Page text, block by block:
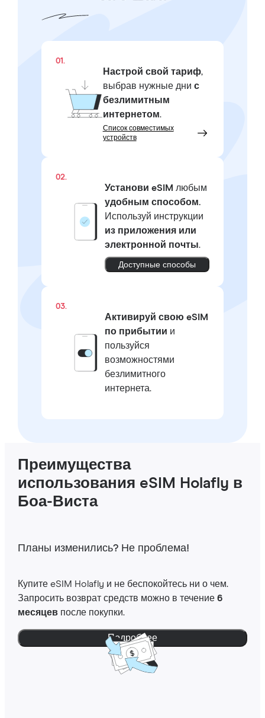
01.
Настрой свой тариф,
выбрав нужные дни с
безлимитным
интернетом.
Список совместимых
устройств
02.
Установи eSIM любым
удобным способом.
Используй инструкции
из приложения или
электронной почты.
Доступные способы
03.
Активируй свою eSIM
по прибытии и
пользуйся
возможностями
безлимитного
интернета.
Преимущества
использования eSIM Holafly в
Боа-Виста
Планы изменились? Не проблема!
Купите eSIM Holafly и не беспокойтесь ни о чем.
Запросить возврат средств можно в течение 6
месяцевпосле покупки.
Подробнее